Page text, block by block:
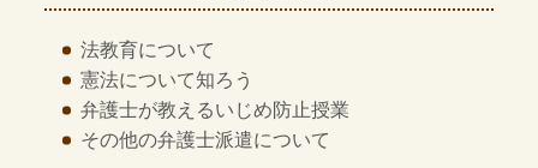
法教育について
憲法について知ろう
弁護士が教えるいじめ防止授業
その他の弁護士派遣について